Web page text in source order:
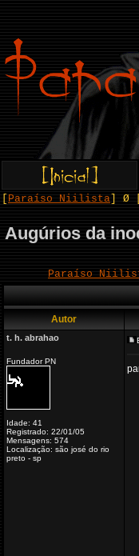
Paraíso Niilista ] Ø [
Augúrios da
Paraíso
Autor
t. h. abrahao
Fundador PN
Idade: 41
Registrado: 22/01/05
Mensagens: 574
Localização: são josé do rio
preto - sp